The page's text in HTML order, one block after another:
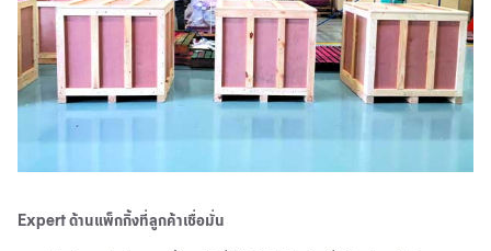
Expert ด้านแพ็กกิ้งที่ลูกค้าเชื่อมั่น